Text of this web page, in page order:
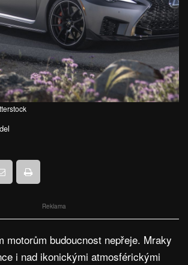
Reklama
motorům budoucnost nepřeje. Mraky
i nad ikonickými atmosférickými